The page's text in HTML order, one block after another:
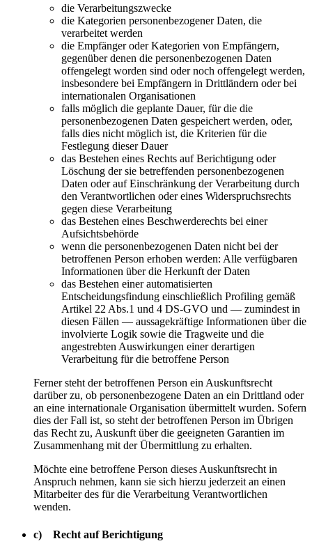
die Verarbeitungszwecke
die Kategorien personenbezogener Daten, die
verarbeitet werden
die Empfänger oder Kategorien von Empfängern,
gegenüber denen die personenbezogenen Daten
offengelegt worden sind oder noch offengelegt werden,
insbesondere bei Empfängern in Drittländern oder bei
internationalen Organisationen
falls möglich die geplante Dauer, für die die
personenbezogenen Daten gespeichert werden, oder,
falls dies nicht möglich ist, die Kriterien für die
Festlegung dieser Dauer
das Bestehen eines Rechts auf Berichtigung oder
Löschung der sie betreffenden personenbezogenen
Daten oder auf Einschränkung der Verarbeitung durch
den Verantwortlichen oder eines Widerspruchsrechts
gegen diese Verarbeitung
das Bestehen eines Beschwerderechts bei einer
Aufsichtsbehörde
wenn die personenbezogenen Daten nicht bei der
betroffenen Person erhoben werden: Alle verfügbaren
Informationen über die Herkunft der Daten
das Bestehen einer automatisierten
Entscheidungsfindung einschließlich Profiling gemäß
Artikel 22 Abs.1 und 4 DS-GVO und — zumindest in
diesen Fällen — aussagekräftige Informationen über die
involvierte Logik sowie die Tragweite und die
angestrebten Auswirkungen einer derartigen
Verarbeitung für die betroffene Person
Ferner steht der betroffenen Person ein Auskunftsrecht
darüber zu, ob personenbezogene Daten an ein Drittland oder
an eine internationale Organisation übermittelt wurden. Sofern
dies der Fall ist, so steht der betroffenen Person im Übrigen
das Recht zu, Auskunft über die geeigneten Garantien im
Zusammenhang mit der Übermittlung zu erhalten.
Möchte eine betroffene Person dieses Auskunftsrecht in
Anspruch nehmen, kann sie sich hierzu jederzeit an einen
Mitarbeiter des für die Verarbeitung Verantwortlichen
wenden.
c) Recht auf Berichtigung